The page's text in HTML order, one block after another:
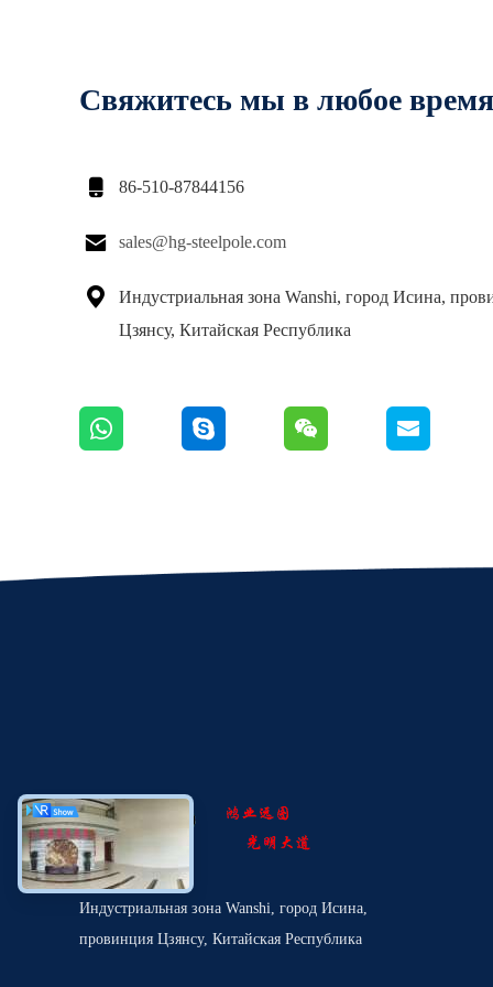
Свяжитесь мы в любое время
 86-510-87844156
 sales@hg-steelpole.com

Индустриальная зона Wanshi, город Исина,
Цзянсу, Китайская Республика
Индустриальная зона Wanshi, город Исина,
провинция Цзянсу, Китайская Республика